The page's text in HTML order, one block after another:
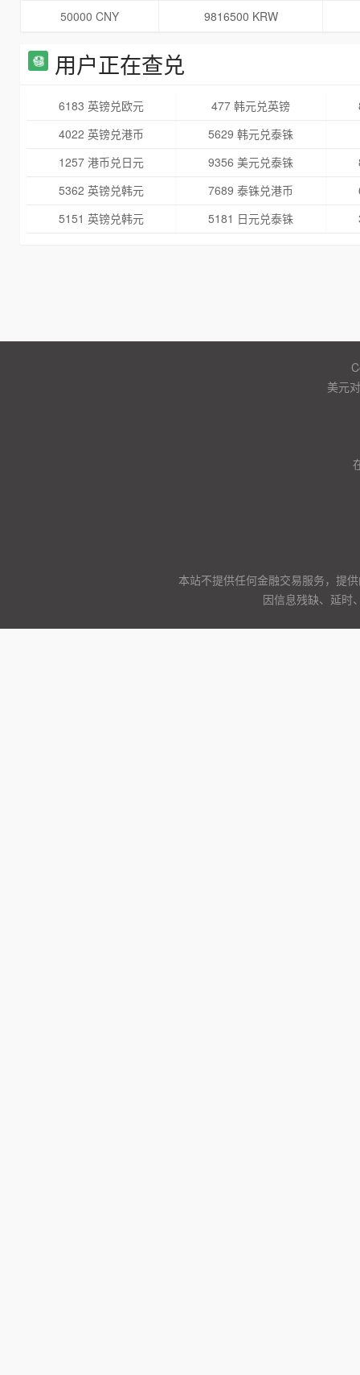
50000 CNY
9816500 KRW
用户正在查兑
6183 英镑兑欧元 477 韩元兑英镑
4022 英镑兑港币
5629 韩元兑泰铢
1257 港币兑日元
9356 美元兑泰铢
5362 英镑兑韩元
7689 泰铢兑港币
5151 英镑兑韩元
5181 日元兑泰铢
美元
本站不提供任何金融交易服务，提
因信息残缺、延时